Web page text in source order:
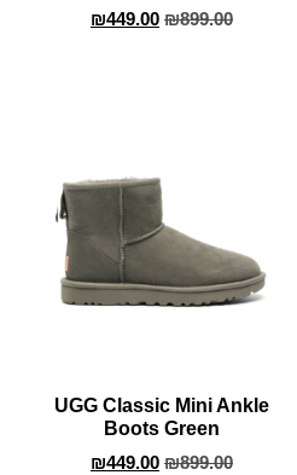
₪899.00
₪449.00
UGG Classic Mini Ankle
Boots Green
₪899.00
₪449.00